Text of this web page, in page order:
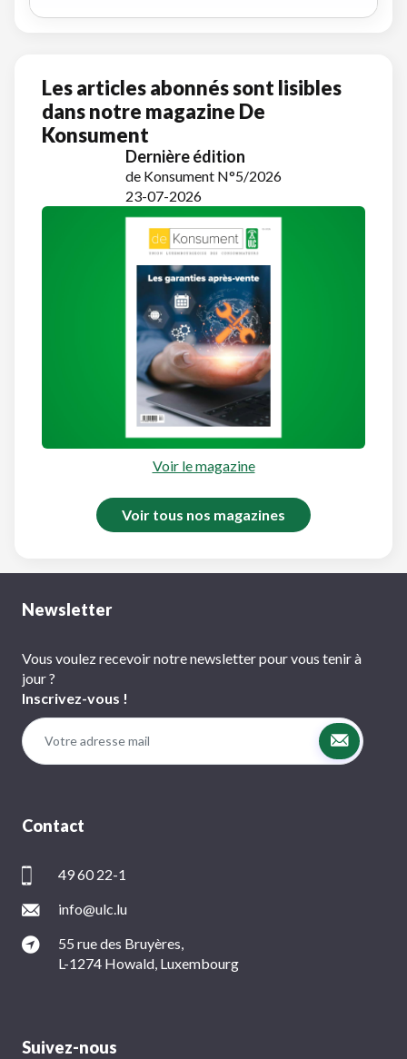
Les articles abonnés sont lisibles
dans notre magazine De
Konsument
Dernière édition
de Konsument N°5/2026
23-07-2026
Voir le magazine
Voir tous nos magazines
Newsletter
Vous voulez recevoir notre newsletter pour vous tenir à
jour ?
Inscrivez-vous !
Contact
49 60 22-1
info@ulc.lu
55 rue des Bruyères,
L-1274 Howald, Luxembourg
Suivez-nous